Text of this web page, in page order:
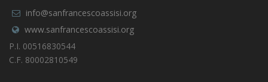
info@sanfrancescoassisi.org
www.sanfrancescoassisi.org
P.I. 00516830544
C.F. 80002810549